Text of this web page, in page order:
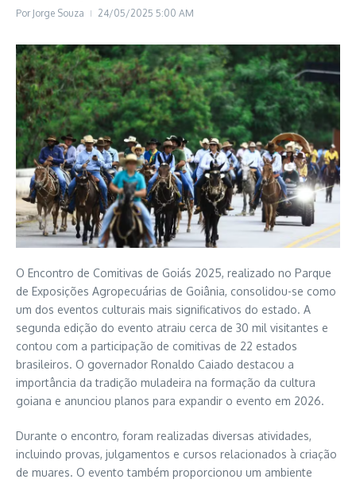
Por Jorge Souza 24/05/2025 5:00 AM
O Encontro de Comitivas de Goiás 2025, realizado no Parque
de Exposições Agropecuárias de Goiânia, consolidou-se como
um dos eventos culturais mais significativos do estado. A
segunda edição do evento atraiu cerca de 30 mil visitantes e
contou com a participação de comitivas de 22 estados
brasileiros. O governador Ronaldo Caiado destacou a
importância da tradição muladeira na formação da cultura
goiana e anunciou planos para expandir o evento em 2026.
Durante o encontro, foram realizadas diversas atividades,
incluindo provas, julgamentos e cursos relacionados à criação
de muares. O evento também proporcionou um ambiente